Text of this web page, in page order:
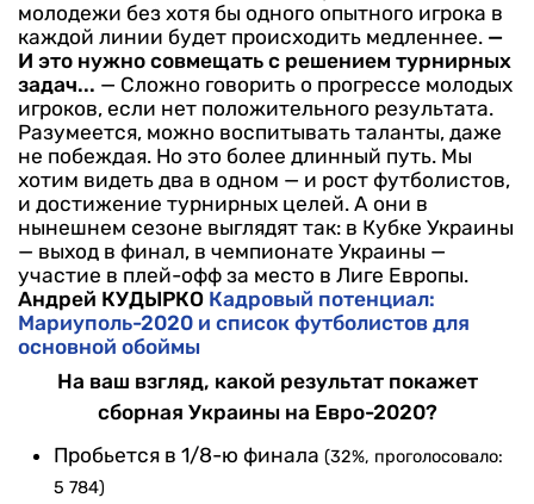
молодежи без хотя бы одного опытного игрока в
каждой линии будет происходить медленнее. —
И это нужно совмещать с решением турнирных
задач... — Сложно говорить о прогрессе молодых
игроков, если нет положительного результата.
Разумеется, можно воспитывать таланты, даже
не побеждая. Но это более длинный путь. Мы
хотим видеть два в одном — и рост футболистов,
и достижение турнирных целей. А они в
нынешнем сезоне выглядят так: в Кубке Украины
— выход в финал, в чемпионате Украины —
участие в плей-офф за место в Лиге Европы.
Андрей КУДЫРКО Кадровый потенциал:
Мариуполь-2020 и список футболистов для
основной обоймы
На ваш взгляд, какой результат покажет
сборная Украины на Евро-2020?
Пробьется в 1/8-ю финала (32%, проголосовало:
5 784)